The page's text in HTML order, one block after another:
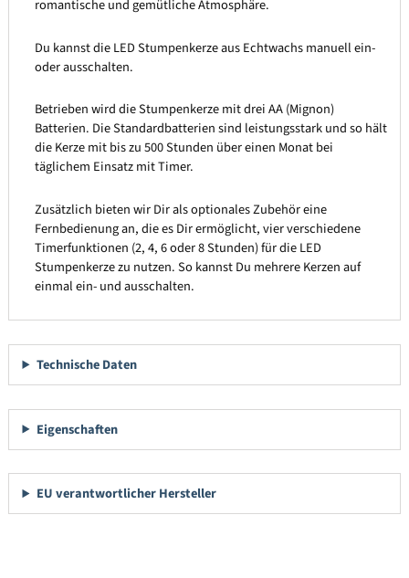
romantische und gemütliche Atmosphäre.
Du kannst die LED Stumpenkerze aus Echtwachs manuell ein-
oder ausschalten.
Betrieben wird die Stumpenkerze mit drei AA (Mignon)
Batterien. Die Standardbatterien sind leistungsstark und so hält
die Kerze mit bis zu 500 Stunden über einen Monat bei
täglichem Einsatz mit Timer.
Zusätzlich bieten wir Dir als optionales Zubehör eine
Fernbedienung an, die es Dir ermöglicht, vier verschiedene
Timerfunktionen (2, 4, 6 oder 8 Stunden) für die LED
Stumpenkerze zu nutzen. So kannst Du mehrere Kerzen auf
einmal ein- und ausschalten.
Technische Daten
Eigenschaften
EU verantwortlicher Hersteller